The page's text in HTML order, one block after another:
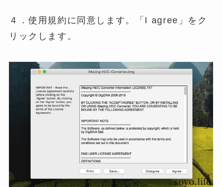
４．使用規約に同意します。「I agree」をク
リックします。